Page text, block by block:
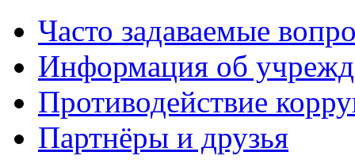
Часто задаваемые
Информация об
Противодействие
Партнёры и друзья